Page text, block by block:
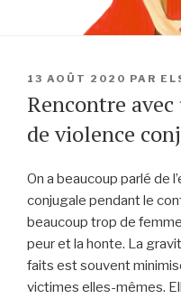
PUBLIÉ
13 AOÛT 2020 PAR
Rencontre
de violence
On a beaucoup parlé de
conjugale pendant le
beaucoup trop de
peur et la honte. La
faits est souvent
victimes elles-mêmes.